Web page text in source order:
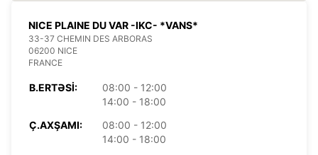
NICE PLAINE DU VAR -IKC- *VANS*
33-37 CHEMIN DES ARBORAS
06200 NICE
FRANCE
B.ERTƏSI:
08:00 - 12:00
14:00 - 18:00
Ç.AXŞAMI:
08:00 - 12:00
14:00 - 18:00